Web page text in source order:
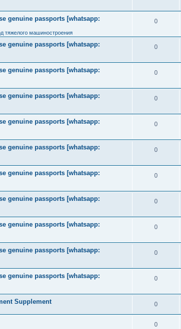
genuine passports [whatsapp:
тяжелого машиностроения
0
genuine passports [whatsapp:
0
genuine passports [whatsapp:
0
genuine passports [whatsapp:
0
genuine passports [whatsapp:
0
genuine passports [whatsapp:
0
genuine passports [whatsapp:
0
genuine passports [whatsapp:
0
genuine passports [whatsapp:
0
genuine passports [whatsapp:
0
genuine passports [whatsapp:
0
Supplement 0
0